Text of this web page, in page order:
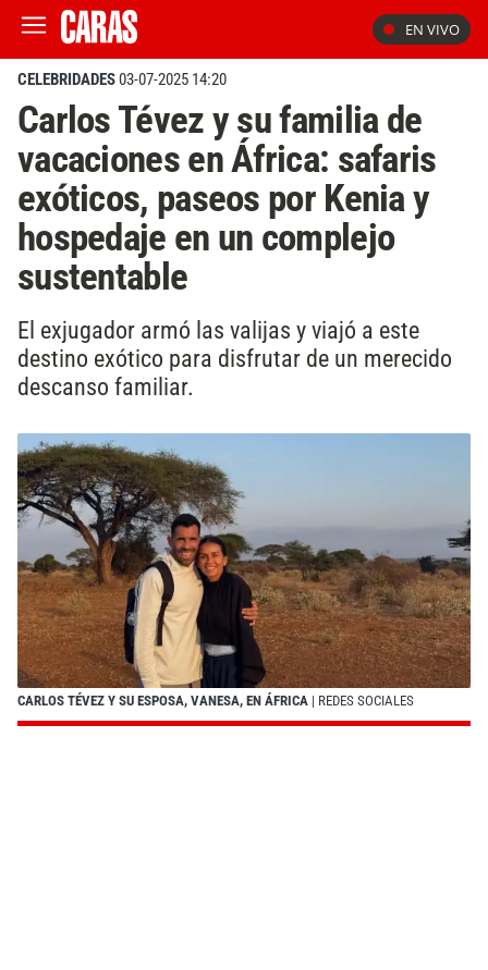
EN VIVO
CELEBRIDADES03-07-2025 14:20
Carlos Tévez y su familia de
vacaciones en África: safaris
exóticos, paseos por Kenia y
hospedaje en un complejo
sustentable
El exjugador armó las valijas y viajó a este
destino exótico para disfrutar de un merecido
descanso familiar.
CARLOS TÉVEZ Y SU ESPOSA, VANESA, EN ÁFRICA | REDES SOCIALES